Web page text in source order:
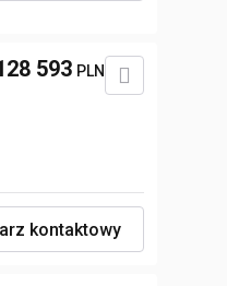
593 PLN
kontaktowy